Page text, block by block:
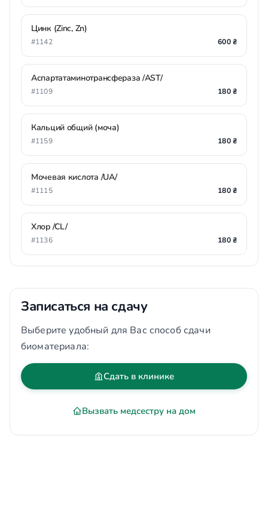
Цинк (Zinc, Zn)
#1142 600 ₴
Аспартатаминотрансфераза /AST/
#1109 180 ₴
Кальций общий (моча)
#1159 180 ₴
Мочевая кислота /UA/
#1115 180 ₴
Хлор /CL/
#1136 180 ₴
Записаться на сдачу
Выберите удобный для Вас способ сдачи
биоматериала:
Сдать в клинике
Вызвать медсестру на дом